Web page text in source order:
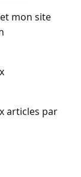
mon site
articles par